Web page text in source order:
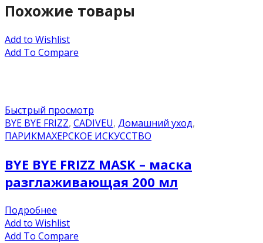
Похожие товары
Add to Wishlist
Add To Compare
Быстрый просмотр
BYE BYE FRIZZ, CADIVEU, Домашний уход,
ПАРИКМАХЕРСКОЕ ИСКУССТВО
BYE BYE FRIZZ MASK – маска
разглаживающая 200 мл
Подробнее
Add to Wishlist
Add To Compare